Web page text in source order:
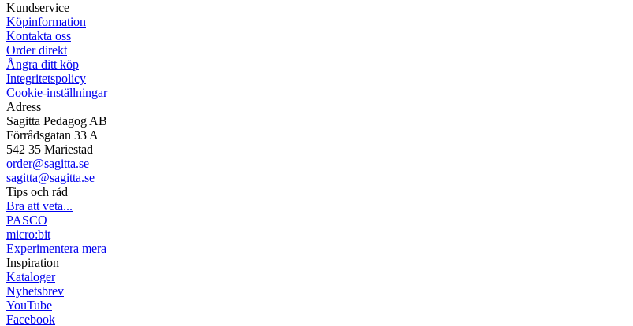
Kundservice
Köpinformation
Kontakta oss
Order direkt
Ångra ditt köp
Integritetspolicy
Cookie-inställningar
Adress
Sagitta Pedagog AB
Förrådsgatan 33 A
542 35 Mariestad
order@sagitta.se
sagitta@sagitta.se
Tips och råd
Bra att veta...
PASCO
micro:bit
Experimentera mera
Inspiration
Kataloger
Nyhetsbrev
YouTube
Facebook